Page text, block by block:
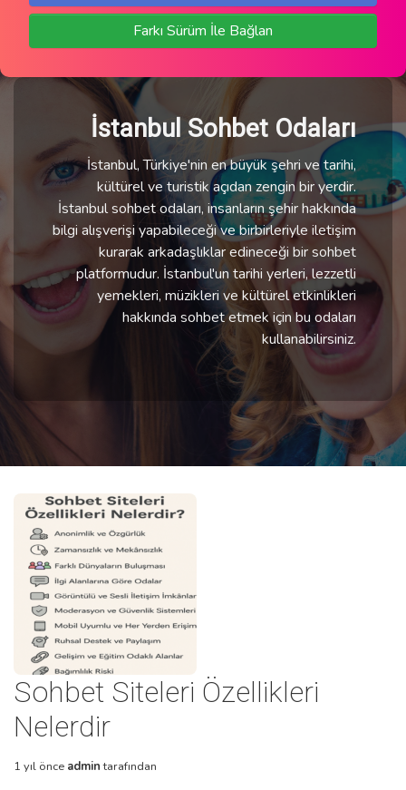
Farkı Sürüm İle Bağlan
İstanbul Sohbet Odaları
İstanbul, Türkiye'nin en büyük şehri ve tarihi,
kültürel ve turistik açıdan zengin bir yerdir.
İstanbul sohbet odaları, insanların şehir hakkında
bilgi alışverişi yapabileceği ve birbirleriyle iletişim
kurarak arkadaşlıklar edineceği bir sohbet
platformudur. İstanbul'un tarihi yerleri, lezzetli
yemekleri, müzikleri ve kültürel etkinlikleri
hakkında sohbet etmek için bu odaları
kullanabilirsiniz.
Sohbet Siteleri Özellikleri
Nelerdir
1 yıl önce admintarafından